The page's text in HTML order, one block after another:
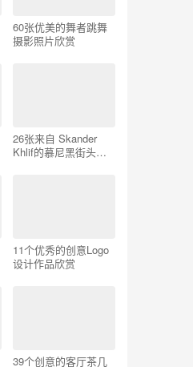
60张优美的舞者跳舞
摄影照片欣赏
26张来自 Skander
Khlif的慕尼黑街头摄
11个优秀的创意Logo
设计作品欣赏
39个创意的客厅茶几